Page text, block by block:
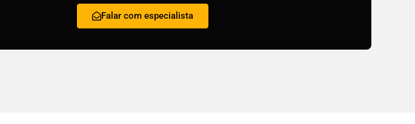
Falar com especialista